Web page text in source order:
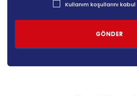
Kullanım koşullarını